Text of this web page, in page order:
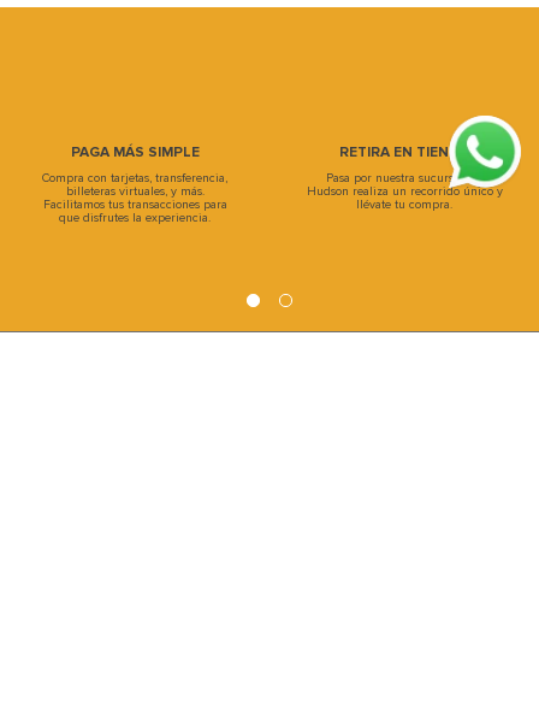
PAGA MÁS SIMPLE
Compra con tarjetas, transferencia,
billeteras virtuales, y más.
Facilitamos tus transacciones para
que disfrutes la experiencia.
RETIRA EN TIENDA
Pasa por nuestra sucursal, en
Hudson realiza un recorrido único y
llévate tu compra.